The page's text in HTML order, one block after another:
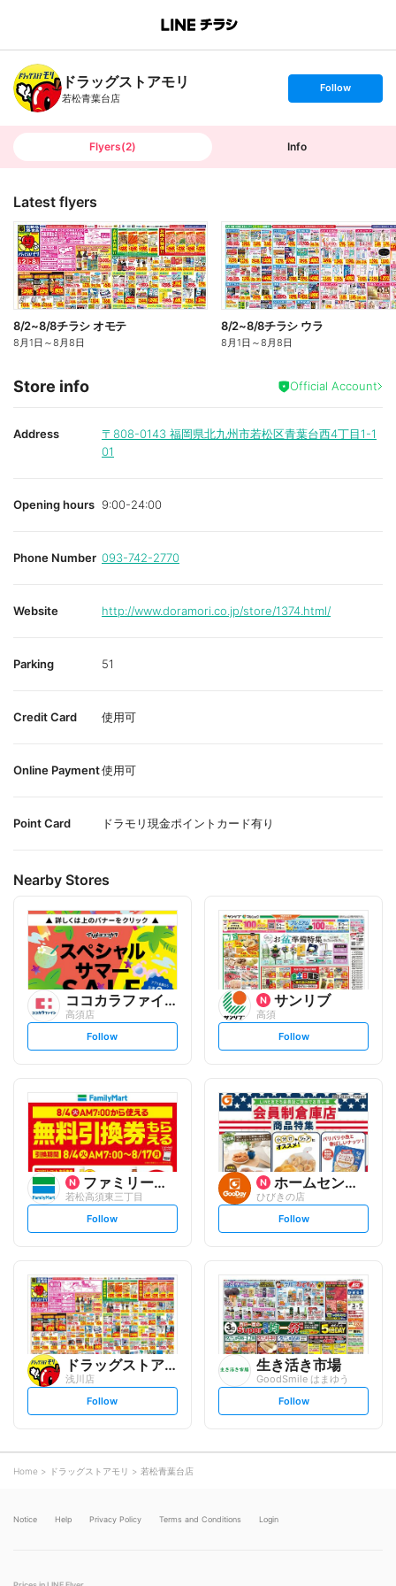
B
n
c
h
T
ドラッグストアモリ
若松青葉台店
s
t
o
Follow
Flyers(2) Info
Latest flyers
8/2~8/8チラシ オモテ
8月1日 ～8月8日
8/2~8/8チラシ ウラ
8月1日 ～8月8日
Store info Official Account
Address 〒808-0143 福岡県北九州市若松区青葉台西4丁目1-1
01
Opening hours 9:00-24:00
Phone Number 093-742-2770
Website http://www.doramori.co.jp/store/1374.html/
Parking 51
Credit Card 使用可
Online Payment使用可
Point Card ドラモリ現金ポイントカード有り
Nearby Stores
ココカラファイン
高須店
s
t
l
o
w
Follow
サンリブ
高須
s
t
l
o
w
Follow
ファミリーマート
若松高須東三丁目
s
t
l
o
w
Follow
ホームセンター グッデイ
ひびきの店
s
t
o
w
Follow
ドラッグストアモリ
浅川店
s
t
o
w
Follow
生き活き市場
GoodSmile はまゆう
s
t
Follow
Home ドラッグストアモリ 若松青葉台店
Notice Help Privacy Policy Terms and Conditions Login